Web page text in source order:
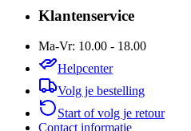
Klantenservice
Ma-Vr: 10.00 - 18.00
Helpcenter
Volg je bestelling
Start of volg je retour
Contact informatie